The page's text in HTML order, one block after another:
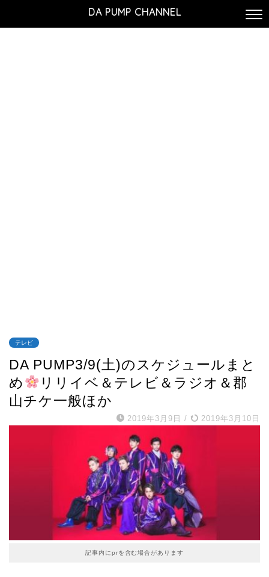
DA PUMP CHANNEL
テレビ
DA PUMP3/9(土)のスケジュールまと
め
リリイベ＆テレビ＆ラジオ＆郡
山チケ一般ほか
2019年3月9日 / 2019年3月10日
記事内にprを含む場合があります